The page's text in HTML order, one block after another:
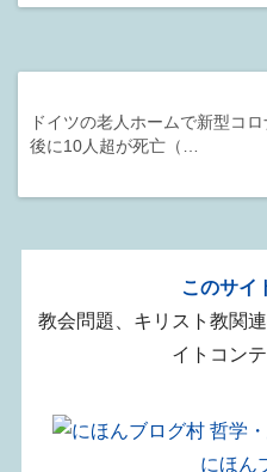
ドイツの老人ホームで新型コ
後に10人超が死亡（…
このサイ
教会問題、キリスト教関
イトコン
にほん